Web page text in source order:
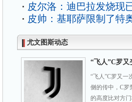
皮尔洛：迪巴拉发烧现
皮帅：基耶萨限制了特
尤文图斯动态
“飞人”C罗又
“飞人”C罗又一
侧的传中，C罗
的高度比对方